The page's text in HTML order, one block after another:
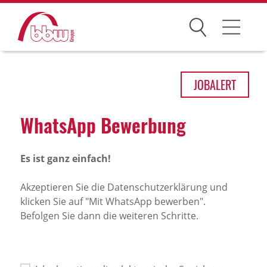
Suchen
Über uns
Leitbild
Gesellschaften
Historie
JOBALERT
What­sApp Bewer­bung
Es ist ganz einfach!
Akzeptieren Sie die Datenschutzerklärung und
klicken Sie auf "Mit WhatsApp bewerben".
Befolgen Sie dann die weiteren Schritte.